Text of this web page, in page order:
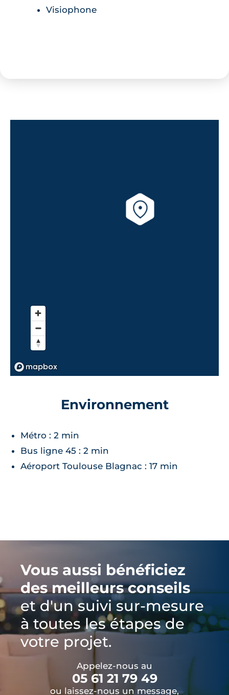
Visiophone
Environnement
Métro : 2 min
Bus ligne 45 : 2 min
Aéroport Toulouse Blagnac : 17 min
Vous aussi bénéficiez
des meilleurs conseils
et d'un suivi sur-mesure
à toutes les étapes de
votre projet.
Appelez-nous au
05 61 21 79 49
ou laissez-nous un message,